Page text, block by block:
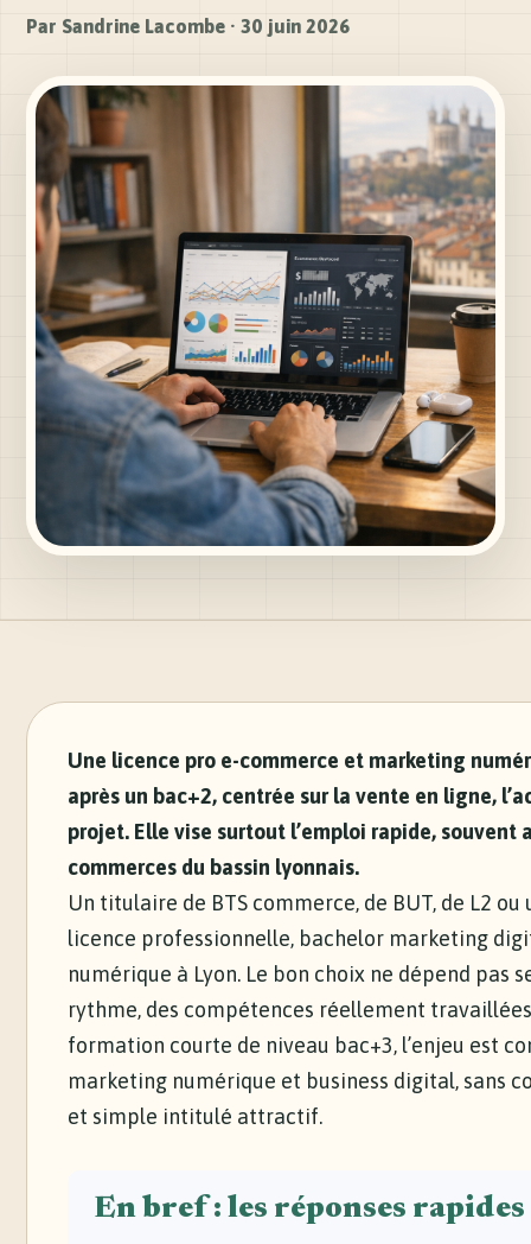
Par Sandrine Lacombe · 30 juin 2026
Une licence pro e-commerce et marketing
après un bac+2, centrée sur la vente en ligne,
projet. Elle vise surtout l’emploi rapide,
commerces du bassin lyonnais.
Un titulaire de BTS commerce, de BUT, de L2
licence professionnelle, bachelor marketing
numérique à Lyon. Le bon choix ne dépend pas
rythme, des compétences réellement
formation courte de niveau bac+3, l’enjeu est
marketing numérique et business digital, sans
et simple intitulé attractif.
En bref : les réponses rapides